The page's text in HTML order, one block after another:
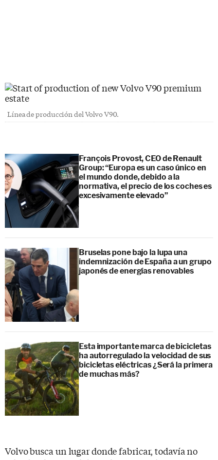
Línea de producción del Volvo V90.
François Provost, CEO de Renault
Group: “Europa es un caso único en
el mundo donde, debido a la
normativa, el precio de los coches es
excesivamente elevado”
Bruselas pone bajo la lupa una
indemnización de España a un grupo
japonés de energías renovables
Esta importante marca de bicicletas
ha autorregulado la velocidad de sus
bicicletas eléctricas ¿Será la primera
de muchas más?
Volvo busca un lugar donde fabricar, todavía no